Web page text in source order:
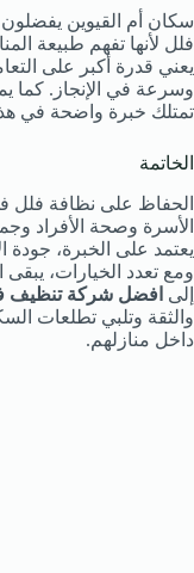
سكان أم القيوين
فلل لأنها تفهم طبيعة
يعني قدرة أكبر على
وسرعة في الإنجاز. كما
تمتلك خبرة واضحة في
الخاتمة
الحفاظ على نظافة فلل
الأسرة وصحة الأفراد
يعتمد على الخبرة، جودة
ومع تعدد الخيارات، يبقى
إلى افضل شركة تنظيف
والثقة وتلبي تطلعات
داخل منازلهم.